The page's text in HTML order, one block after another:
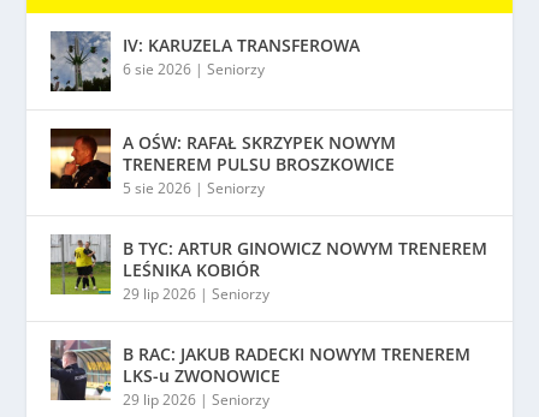
IV: KARUZELA TRANSFEROWA
6 sie 2026 |Seniorzy
A OŚW: RAFAŁ SKRZYPEK NOWYM
TRENEREM PULSU BROSZKOWICE
5 sie 2026 |Seniorzy
B TYC: ARTUR GINOWICZ NOWYM TRENEREM
LEŚNIKA KOBIÓR
29 lip 2026 |Seniorzy
B RAC: JAKUB RADECKI NOWYM TRENEREM
LKS-u ZWONOWICE
29 lip 2026 |Seniorzy